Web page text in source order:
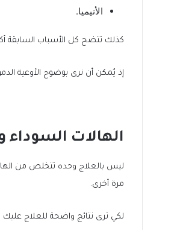
الأنيميا.
كذلك تتضح كل الأسباب السابقة
إذ يُمكن أن نرى بوضوح الأوعية
الهالات السوداء
ليس بالعلاج وحده تتخلص من
مرة أخرى.
لكي ترى نتائج واضحة للعلاج عليك